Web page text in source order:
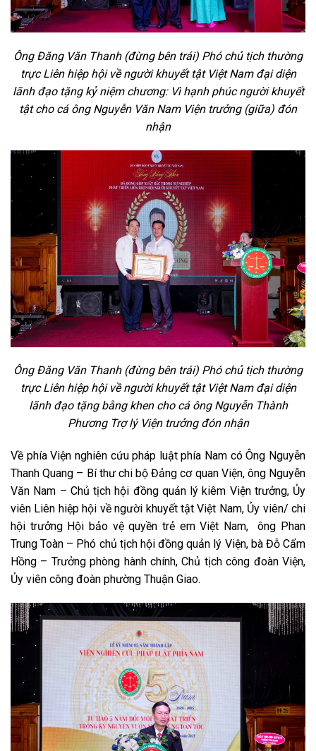
Ông Đăng Văn Thanh (đừng bên trái) Phó chủ tịch thường
trực Liên hiệp hội về người khuyết tật Việt Nam đại diện
lãnh đạo tặng kỷ niệm chương: Vì hạnh phúc người khuyết
tật cho cá ông Nguyễn Văn Nam Viện trưởng (giữa) đón
nhận
Ông Đăng Văn Thanh (đừng bên trái) Phó chủ tịch thường
trực Liên hiệp hội về người khuyết tật Việt Nam đại diện
lãnh đạo tặng bằng khen cho cá ông Nguyễn Thành
Phương Trợ lý Viện trưởng đón nhận
Về phía Viện nghiên cứu pháp luật phía Nam có Ông Nguyễn
Thanh Quang – Bí thư chi bộ Đảng cơ quan Viện, ông Nguyễn
Văn Nam – Chủ tịch hội đồng quản lý kiêm Viện trưởng, Ủy
viên Liên hiệp hội về người khuyết tật Việt Nam, Ủy viên/ chi
hội trưởng Hội bảo vệ quyền trẻ em Việt Nam, ông Phan
Trung Toàn – Phó chủ tịch hội đồng quản lý Viện, bà Đỗ Cẩm
Hồng – Trưởng phòng hành chính, Chủ tịch công đoàn Viện,
Ủy viên công đoàn phường Thuận Giao.